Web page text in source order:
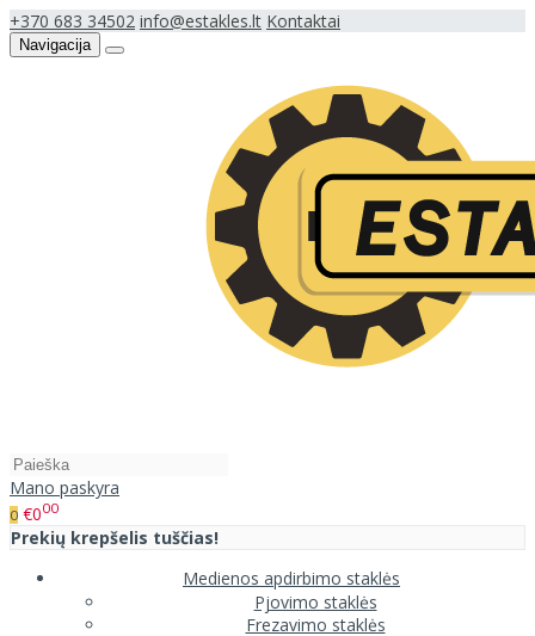
+370 683 34502 info@estakles.lt Kontaktai
Navigacija
Mano paskyra
0 €000
Prekių krepšelis tuščias!
Medienos apdirbimo staklės
Pjovimo staklės
Frezavimo staklės